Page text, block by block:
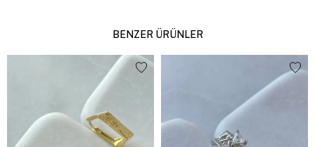
BENZER ÜRÜNLER